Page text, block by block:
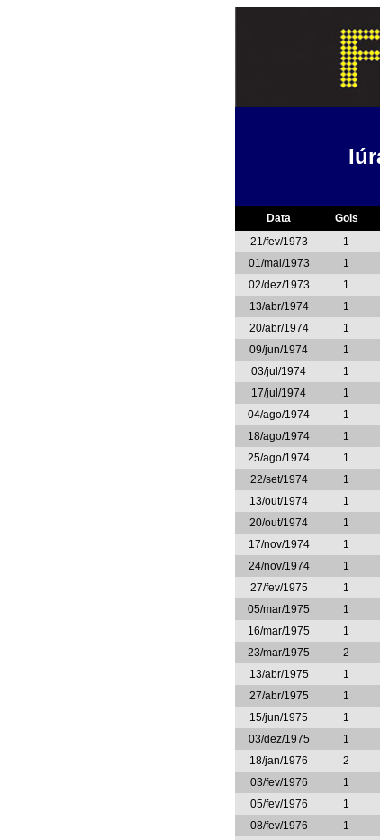
Data Gols
21/fev/1973
1
01/mai/1973
1
02/dez/1973
1
13/abr/1974
1
20/abr/1974
1
09/jun/1974
1
03/jul/1974
1
17/jul/1974
1
04/ago/1974
1
18/ago/1974
1
25/ago/1974
1
22/set/1974
1
13/out/1974
1
20/out/1974
1
17/nov/1974
1
24/nov/1974
1
27/fev/1975
1
05/mar/1975
1
16/mar/1975
1
23/mar/1975
2
13/abr/1975
1
27/abr/1975
1
15/jun/1975
1
03/dez/1975
1
18/jan/1976
2
03/fev/1976
1
05/fev/1976
1
08/fev/1976
1